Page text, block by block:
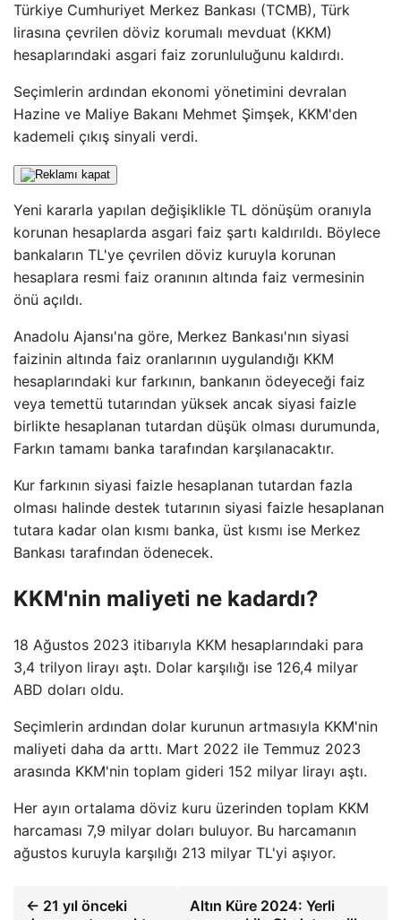
Türkiye Cumhuriyet Merkez Bankası (TCMB), Türk
lirasına çevrilen döviz korumalı mevduat (KKM)
hesaplarındaki asgari faiz zorunluluğunu kaldırdı.
Seçimlerin ardından ekonomi yönetimini devralan
Hazine ve Maliye Bakanı Mehmet Şimşek, KKM'den
kademeli çıkış sinyali verdi.
Yeni kararla yapılan değişiklikle TL dönüşüm oranıyla
korunan hesaplarda asgari faiz şartı kaldırıldı. Böylece
bankaların TL'ye çevrilen döviz kuruyla korunan
hesaplara resmi faiz oranının altında faiz vermesinin
önü açıldı.
Anadolu Ajansı'na göre, Merkez Bankası'nın siyasi
faizinin altında faiz oranlarının uygulandığı KKM
hesaplarındaki kur farkının, bankanın ödeyeceği faiz
veya temettü tutarından yüksek ancak siyasi faizle
birlikte hesaplanan tutardan düşük olması durumunda,
Farkın tamamı banka tarafından karşılanacaktır.
Kur farkının siyasi faizle hesaplanan tutardan fazla
olması halinde destek tutarının siyasi faizle hesaplanan
tutara kadar olan kısmı banka, üst kısmı ise Merkez
Bankası tarafından ödenecek.
KKM'nin maliyeti ne kadardı?
18 Ağustos 2023 itibarıyla KKM hesaplarındaki para
3,4 trilyon lirayı aştı. Dolar karşılığı ise 126,4 milyar
ABD doları oldu.
Seçimlerin ardından dolar kurunun artmasıyla KKM'nin
maliyeti daha da arttı. Mart 2022 ile Temmuz 2023
arasında KKM'nin toplam gideri 152 milyar lirayı aştı.
Her ayın ortalama döviz kuru üzerinden toplam KKM
harcaması 7,9 milyar doları buluyor. Bu harcamanın
ağustos kuruyla karşılığı 213 milyar TL'yi aşıyor.
← 21 yıl önceki
Altın Küre 2024: Yerli